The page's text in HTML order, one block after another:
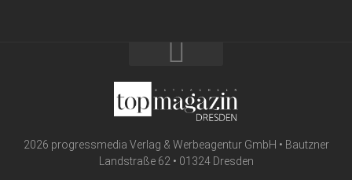
2026 progressmedia Verlag & Werbeagentur GmbH • Bautzner
Landstraße 62 • 01324 Dresden